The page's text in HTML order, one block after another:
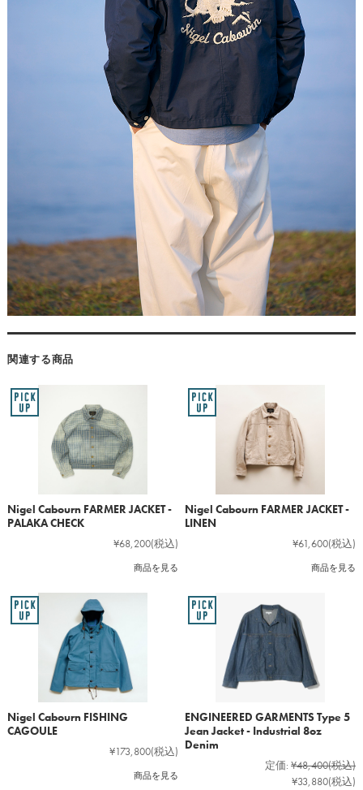
関連する商品
Nigel Cabourn FARMER JACKET -
PALAKA CHECK
¥68,200(税込)
商品を見る
Nigel Cabourn FARMER JACKET -
LINEN
¥61,600(税込)
商品を見る
Nigel Cabourn FISHING
CAGOULE
¥173,800(税込)
商品を見る
ENGINEERED GARMENTS Type 5
Jean Jacket - Industrial 8oz
Denim
定価: ¥48,400(税込)
¥33,880(税込)